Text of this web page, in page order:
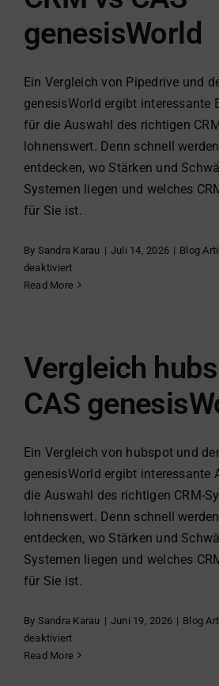
genesisWorld
Ein Vergleich von Pipedrive und
genesisWorld ergibt interessante
für die Auswahl des richtigen
lohnenswert. Denn schnell
entdecken, wo Stärken und
Systemen liegen und welches
für Sie ist.
By Sandra Karau | Juli 14, 2026 | Blog
deaktiviertfür
Vergleich
CAS
genesisWorld
Read More
Vergleich
CAS
Ein Vergleich von hubspot und
genesisWorld ergibt interessante
die Auswahl des richtigen CRM-
lohnenswert. Denn schnell
entdecken, wo Stärken und
Systemen liegen und welches
für Sie ist.
By Sandra Karau | Juni 19, 2026 | Blog
deaktiviertfür
Vergleich
Read More